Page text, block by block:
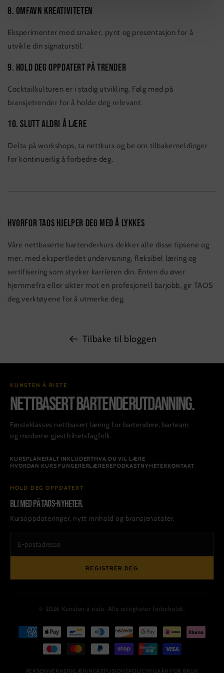
8. Omfavn kreativiteten
Eksperimenter med smaker, pynt og presentasjon for å
utvikle din signaturstil.
9. Hold deg oppdatert på trender
Cocktailkulturen er i stadig utvikling. Følg med på
bransjetrender for å holde deg relevant.
10. Slutt aldri å lære
Delta på workshops, ta nettkurs og be om tilbakemeldinger
for kontinuerlig å forbedre deg.
Hvorfor TAOS hjelper deg med å lykkes
Våre nettbaserte bartenderkurs dekker alle disse tipsene og
mer, med ekspertledet undervisning, fleksibel læring og
sertifisering som styrker karrieren din. Enten du øver
hjemmefra eller sikter mot en profesjonell barjobb, gir TAOS
deg verktøyene for å utmerke deg.
Tilbake til bloggen
KUNSTEN Å RISTE
NETTBASERT BARTENDERUTDANNING.
Førsteklasses nettbasert læring for bartendere, barteam
og moderne gjestfrihetsfagfolk.
KURSPLANERALT INKLUDERTHVA DU VIL LÆRE
HVORDAN KURS FUNGERERLÆREREPODKASTNYHETERKONTAKT
HOLD DEG OPPDATERT
Bli med på TAOS-nyheter.
Kursoppdateringer, nytt innhold og bransjenotater.
REGISTRER DEG
© 2026 Kunsten å riste. Alle rettigheter forbeholdt.
PERSONVERNERKLÆRINGREFUSJONSPOLICYVILKÅR FOR BRUK